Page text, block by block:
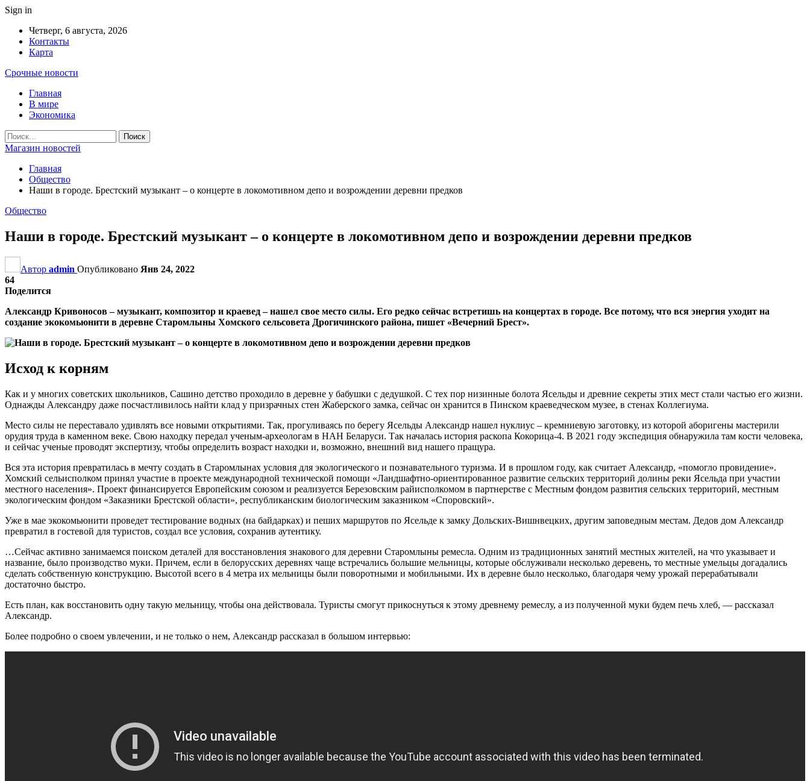
Sign in
Четверг, 6 августа, 2026
Контакты
Карта
Срочные новости
Главная
В мире
Экономика
Магазин новостей
Главная
Общество
Наши в городе. Брестский музыкант – о концерте в локомотивном депо и возрождении деревни предков
Общество
Наши в городе. Брестский музыкант – о концерте в локомотивном депо и возрождении деревни предков
Автор admin Опубликовано Янв 24, 2022
64
Поделится
Александр Кривоносов – музыкант, композитор и краевед – нашел свое место силы. Его редко сейчас встретишь на концертах в городе. Все потому, что вся энергия уходит на
создание экокомьюнити в деревне Старомлыны Хомского сельсовета Дрогичинского района, пишет «Вечерний Брест».
Исход к корням
Как и у многих советских школьников, Сашино детство проходило в деревне у бабушки с дедушкой. С тех пор низинные болота Ясельды и древние секреты этих мест стали частью его жизни.
Однажды Александру даже посчастливилось найти клад у призрачных стен Жаберского замка, сейчас он хранится в Пинском краеведческом музее, в стенах Коллегиума.
Место силы не переставало удивлять все новыми открытиями. Так, прогуливаясь по берегу Ясельды Александр нашел нуклиус – кремниевую заготовку, из которой аборигены мастерили
орудия труда в каменном веке. Свою находку передал ученым-археологам в НАН Беларуси. Так началась история раскопа Кокорица-4. В 2021 году экспедиция обнаружила там кости человека,
и сейчас ученые проводят экспертизу, чтобы определить возраст находки и, возможно, внешний вид нашего пращура.
Вся эта история превратилась в мечту создать в Старомлынах условия для экологического и познавательного туризма. И в прошлом году, как считает Александр, «помогло провидение».
Хомский сельисполком принял участие в проекте международной технической помощи «Ландшафтно-ориентированное развитие сельских территорий долины реки Ясельда при участии
местного населения». Проект финансируется Европейским союзом и реализуется Березовским райисполкомом в партнерстве с Местным фондом развития сельских территорий, местным
экологическим фондом «Заказники Брестской области», республиканским биологическим заказником «Споровский».
Уже в мае экокомьюнити проведет тестирование водных (на байдарках) и пеших маршрутов по Ясельде к замку Дольских-Вишнвецких, другим заповедным местам. Дедов дом Александр
превратил в гостевой для туристов, создал все условия, сохранив аутентику.
…Сейчас активно занимаемся поиском деталей для восстановления знакового для деревни Старомлыны ремесла. Одним из традиционных занятий местных жителей, на что указывает и
название, было производство муки. Причем, если в белорусских деревнях чаще встречались большие мельницы, которые обслуживали несколько деревень, то местные умельцы догадались
сделать собственную конструкцию. Высотой всего в 4 метра их мельницы были поворотными и мобильными. Их в деревне было несколько, благодаря чему урожай перерабатывали
достаточно быстро.
Есть план, как восстановить одну такую мельницу, чтобы она действовала. Туристы смогут прикоснуться к этому древнему ремеслу, а из полученной муки будем печь хлеб, — рассказал
Александр.
Более подробно о своем увлечении, и не только о нем, Александр рассказал в большом интервью: